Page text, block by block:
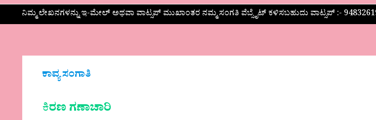
ನಿಮ್ಮ ಲೇಖನಗಳನ್ನು ಇ-ಮೇಲ್ ಅಥವಾ ವಾಟ್ಸಪ್ ಮುಖಾಂತರ ನಮ್ಮ ಸಂಗತಿ ವೆಬ್ಸೈಟ್ ಕಳಿಸಬಹುದು ವಾಟ್ಸಪ್‌ :-
ಕಾವ್ಯ ಸಂಗಾತಿ
ಕಿರಣ ಗಣಾಚಾರಿ